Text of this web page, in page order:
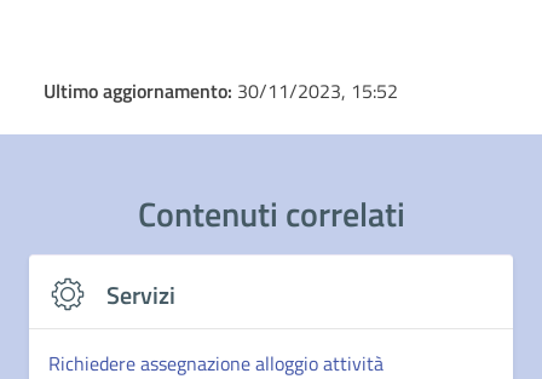
Ultimo aggiornamento: 30/11/2023, 15:52
Contenuti correlati
Servizi
Richiedere assegnazione alloggio attività